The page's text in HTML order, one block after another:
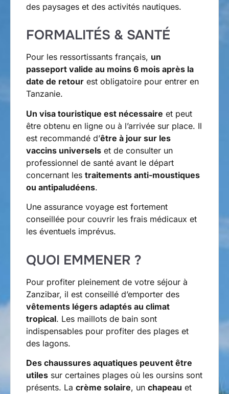
des paysages et des activités nautiques.
FORMALITÉS & SANTÉ
Pour les ressortissants français, un
passeport valide au moins 6 mois après la
date de retour est obligatoire pour entrer en
Tanzanie.
Un visa touristique est nécessaire et peut
être obtenu en ligne ou à l’arrivée sur place. Il
est recommandé d’être à jour sur les
vaccins universels et de consulter un
professionnel de santé avant le départ
concernant les traitements anti-moustiques
ou antipaludéens.
Une assurance voyage est fortement
conseillée pour couvrir les frais médicaux et
les éventuels imprévus.
QUOI EMMENER ?
Pour profiter pleinement de votre séjour à
Zanzibar, il est conseillé d’emporter des
vêtements légers adaptés au climat
tropical. Les maillots de bain sont
indispensables pour profiter des plages et
des lagons.
Des chaussures aquatiques peuvent être
utiles sur certaines plages où les oursins sont
présents. La crème solaire, un chapeau et